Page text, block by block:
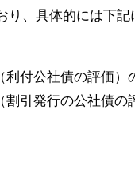
り、具体的には下
付公社債の評価）
引発行の公社債の